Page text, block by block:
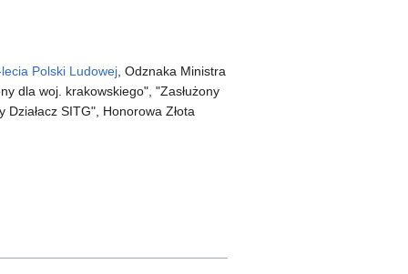
Polski Ludowej , Odznaka Ministra
dla woj. krakowskiego", "Zasłużony
SITG", Honorowa Złota